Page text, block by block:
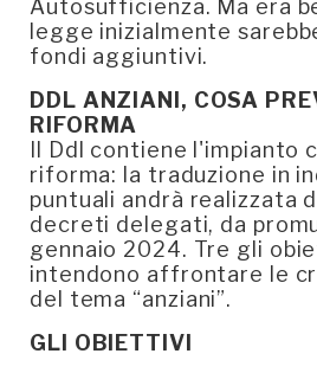
Autosufficienza. Ma era
legge inizialmente
fondi aggiuntivi.
DDL ANZIANI, COSA
RIFORMA
Il Ddl contiene l'impianto
riforma: la traduzione in
puntuali andrà realizzata
decreti delegati, da
gennaio 2024. Tre gli
intendono affrontare le
del tema “anziani”.
GLI OBIETTIVI